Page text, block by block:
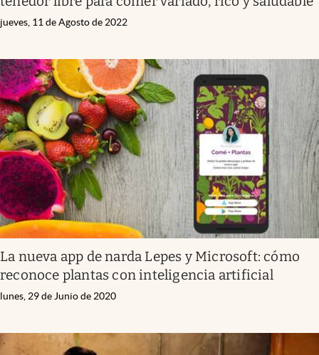
jueves, 11 de Agosto de 2022
La nueva app de narda Lepes y Microsoft: cómo
reconoce plantas con inteligencia artificial
lunes, 29 de Junio de 2020